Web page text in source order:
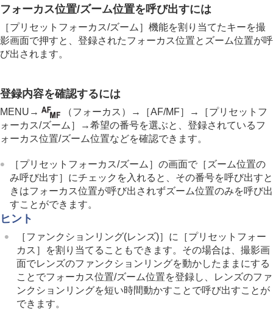
AFオン
フォーカスホールド
プリAF
AF-S時の優先設定
AF-C時の優先設定
プリセットフォーカス/ズーム
ピント拡大中のAF
MF時自動ピント拡大
ピント拡大
ピント拡大時間（静止画/動画）
ピント拡大初期倍率
ピント拡大初期倍率
（動画）
ピーキング表示
ホワイトバランス
画像に効果を加える
ドライブモードを使う（連写/セルフタイマー）
インターバル撮影機能
より高解像の静止画を撮影する
画質や記録形式を設定する
フォーカス位置/ズーム位置を呼び出すには
［プリセットフォーカス/ズーム］ 機能を割り当てたキーを撮
影画面で押すと、登録されたフォーカス位置とズーム位置が呼
び出されます。
登録内容を確認するには
MENU → （フォーカス ）→ ［AF/MF］ →
［プリセットフ
ォーカス/ズーム］
→希望の番号を選ぶと、登録されているフ
ォーカス位置/ズーム位置などを確認できます。
［プリセットフォーカス/ズーム］ の画面で ［ズーム位置の
み呼び出す］ にチェックを入れると、その番号を呼び出すと
きはフォーカス位置が呼び出されずズーム位置のみを呼び出
すことができます。
ヒント
［ファンクションリング(レンズ)］ に
［プリセットフォー
カス］ を割り当てることもできます。その場合は、撮影画
面でレンズのファンクションリングを動かしたままにする
ことでフォーカス位置/ズーム位置を登録し、レンズのファ
ンクションリングを短い時間動かすことで呼び出すことが
できます。